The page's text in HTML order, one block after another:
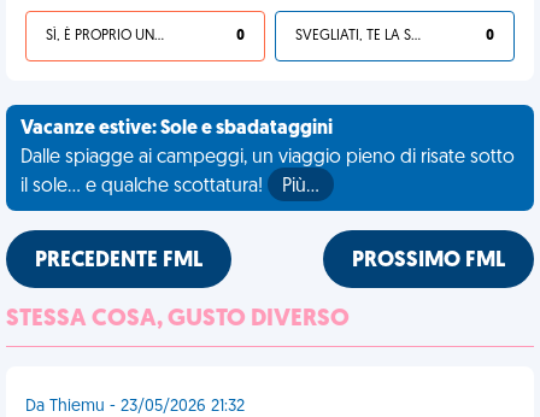
SÌ, È PROPRIO UNA VDM! 0 SVEGLIATI, TE LA SEI CERCATA! 0
Vacanze estive: Sole e sbadataggini
Dalle spiagge ai campeggi, un viaggio pieno di risate sotto
il sole... e qualche scottatura!
Più…
PRECEDENTE FML PROSSIMO FML
STESSA COSA, GUSTO DIVERSO
Da Thiemu - 23/05/2026 21:32